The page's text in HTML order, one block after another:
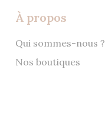
À propos
Qui sommes-nous ?
Nos boutiques